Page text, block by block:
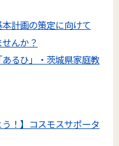
計画の策定に向けて
んか？
るひ」・茨城県家庭教
う！】コスモスサポータ